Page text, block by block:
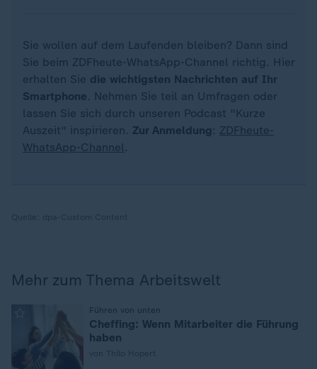
Sie wollen auf dem Laufenden bleiben? Dann sind
Sie beim ZDFheute-WhatsApp-Channel richtig. Hier
erhalten Sie die wichtigsten Nachrichten auf Ihr
Smartphone. Nehmen Sie teil an Umfragen oder
lassen Sie sich durch unseren Podcast "Kurze
Auszeit" inspirieren. Zur Anmeldung : ZDFheute-
WhatsApp-Channel.
Mehr zum Thema Arbeitswelt
Führen von unten
Cheffing: Wenn Mitarbeiter die Führung
haben